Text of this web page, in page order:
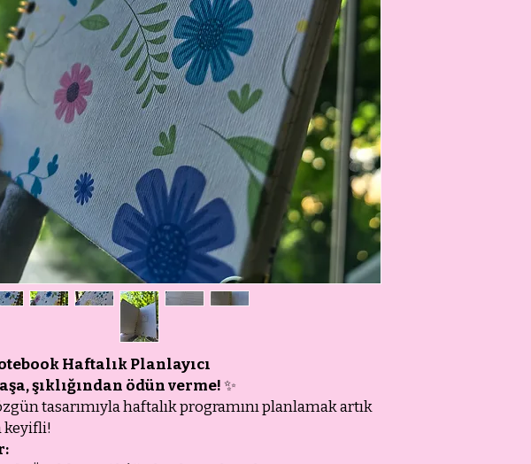
Haftalık Planlayıcı
şıklığından ödün verme!✨
tasarımıyla haftalık programını planlamak artık
keyifli!